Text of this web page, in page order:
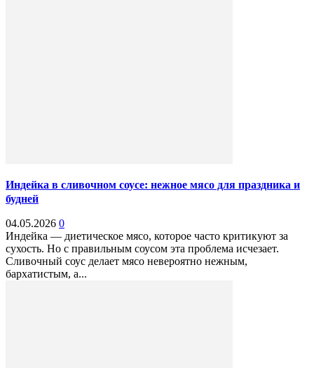
Индейка в сливочном соусе: нежное мясо для праздника и
будней
04.05.2026 0
Индейка — диетическое мясо, которое часто критикуют за
сухость. Но с правильным соусом эта проблема исчезает.
Сливочный соус делает мясо невероятно нежным,
бархатистым, а...